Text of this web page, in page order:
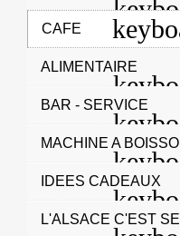
CAFE
ALIMENTAIRE
BAR - SERVICE
MACHINE A
IDEES CADEAUX
L'ALSACE C'EST